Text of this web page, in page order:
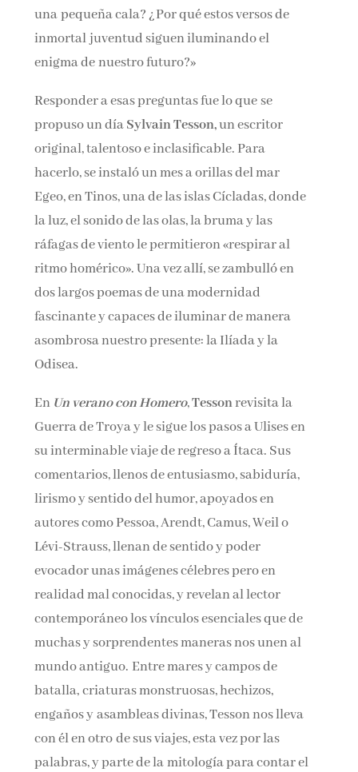
una pequeña cala? ¿Por qué estos versos de
inmortal juventud siguen iluminando el
enigma de nuestro futuro?»
Responder a esas preguntas fue lo que se
propuso un díaSylvain Tesson,un escritor
original, talentoso e inclasificable. Para
hacerlo, se instaló un mes a orillas del mar
Egeo, en Tinos, una de las islas Cícladas, donde
la luz, el sonido de las olas, la bruma y las
ráfagas de viento le permitieron «respirar al
ritmo homérico». Una vez allí, se zambulló en
dos largos poemas de una modernidad
fascinante y capaces de iluminar de manera
asombrosa nuestro presente: la Ilíada y la
Odisea.
En Un verano con Homero,Tessonrevisita la
Guerra de Troya y le sigue los pasos a Ulises en
su interminable viaje de regreso a Ítaca. Sus
comentarios, llenos de entusiasmo, sabiduría,
lirismo y sentido del humor, apoyados en
autores como Pessoa, Arendt, Camus, Weil o
Lévi-Strauss, llenan de sentido y poder
evocador unas imágenes célebres pero en
realidad mal conocidas, y revelan al lector
contemporáneo los vínculos esenciales que de
muchas y sorprendentes maneras nos unen al
mundo antiguo. Entre mares y campos de
batalla, criaturas monstruosas, hechizos,
engaños y asambleas divinas, Tesson nos lleva
con él en otro de sus viajes, esta vez por las
palabras, y parte de la mitología para contar el
Por favor, acepta lostérminos y condiciones